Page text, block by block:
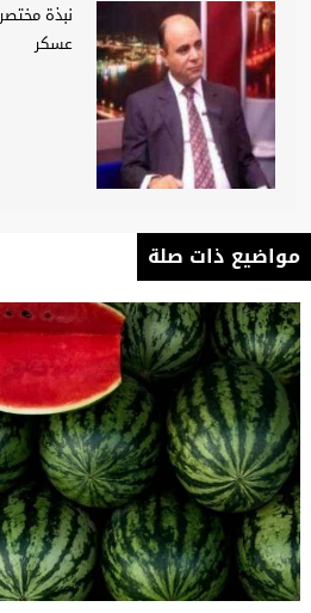
نبذة
عسكر
مواضيع ذات صلة